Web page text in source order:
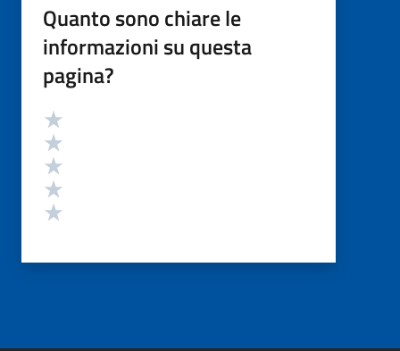
Quanto sono chiare le
informazioni su questa
pagina?
Valutazione